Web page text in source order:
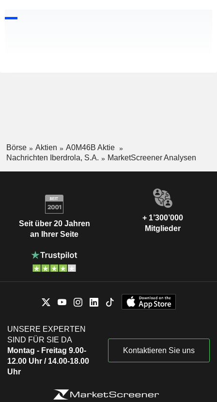
Börse Aktien
A0M46B Aktie
Nachrichten Iberdrola, S.A.
MarketScreener Analysen
Seit über 20 Jahren
an Ihrer Seite
+ 1’300’000
Mitglieder
UNSERE EXPERTEN
SIND FÜR SIE DA
Montag - Freitag 9.00-
12.00 Uhr / 14.00-18.00
Uhr
Kontaktieren Sie uns